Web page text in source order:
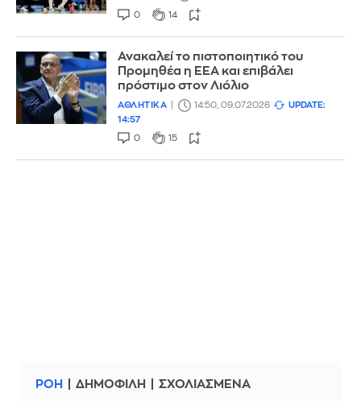
0 14
Ανακαλεί το πιστοποιητικό του
Προμηθέα η ΕΕΑ και επιβάλει
πρόστιμο στον Λιόλιο
ΑΘΛΗΤΙΚΑ 14:50, 09.07.2026
UPDATE:
14:57
0 15
ΡΟΗ ΔΗΜΟΦΙΛΗ ΣΧΟΛΙΑΣΜΕΝΑ